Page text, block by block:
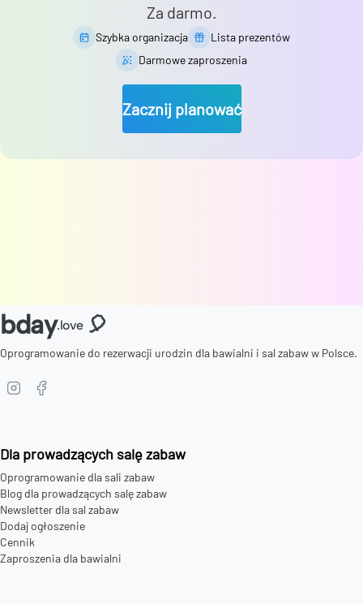
Za darmo.
Szybka organizacja
Lista prezentów
Darmowe zaproszenia
Zacznij planować
bday.love 🎈
Oprogramowanie do rezerwacji urodzin dla bawialni i sal zabaw w Polsce.
Dla prowadzących salę zabaw
Oprogramowanie dla sali zabaw
Blog dla prowadzących salę zabaw
Newsletter dla sal zabaw
Dodaj ogłoszenie
Cennik
Zaproszenia dla bawialni